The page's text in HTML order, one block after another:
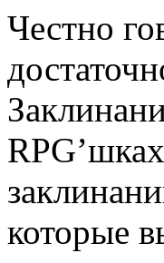
Честно
которые